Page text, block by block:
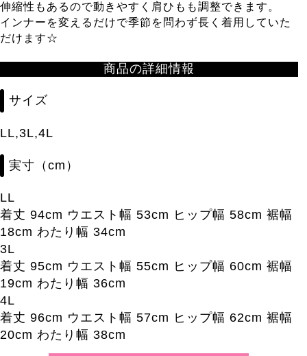
伸縮性もあるので動きやすく肩ひもも調整できます。
インナーを変えるだけで季節を問わず長く着用していた
だけます☆
商品の詳細情報
サイズ
LL,3L,4L
実寸（cm）
LL
着丈 94cm ウエスト幅 53cm ヒップ幅 58cm 裾幅
18cm わたり幅 34cm
3L
着丈 95cm ウエスト幅 55cm ヒップ幅 60cm 裾幅
19cm わたり幅 36cm
4L
着丈 96cm ウエスト幅 57cm ヒップ幅 62cm 裾幅
20cm わたり幅 38cm